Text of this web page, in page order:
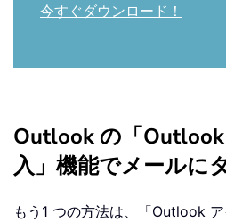
今すぐダウンロード！
Outlook の「
入」機能でメールに
もう1 つの方法は、「Outlook ア